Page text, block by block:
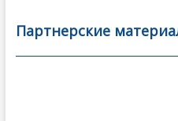
b
o
er l
а
в
Партнерские